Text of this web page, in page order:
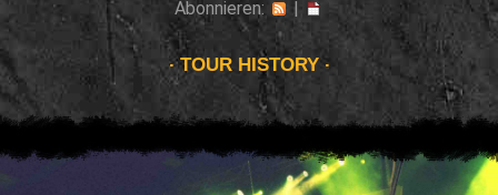
Abonnieren: |
TOUR HISTORY